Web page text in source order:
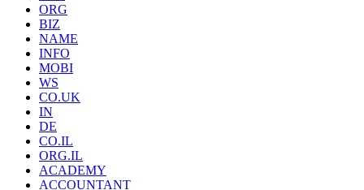
ORG
BIZ
NAME
INFO
MOBI
WS
CO.UK
IN
DE
CO.IL
ORG.IL
ACADEMY
ACCOUNTANT